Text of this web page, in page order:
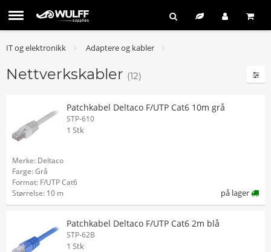
IT og elektronikk Adaptere og kabler
Nettverkskabler (12)
Patchkabel Deltaco F/UTP Cat6 10m grå
STP-610
1 Stk
Merke: Deltaco
Farge: Grå
Format: F/UTP Cat6
Størrelse: 10 m
på lager
Patchkabel Deltaco F/UTP Cat6 2m blå
STP-62B
1 Stk